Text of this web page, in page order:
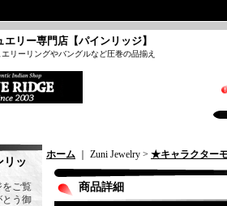
リー専門店【パインリッジ】
リーリングやバングルなど圧巻の品揃え
リッ
をご覧
とう御
ホーム ｜ Zuni Jewelry > ★キャラクター
商品詳細